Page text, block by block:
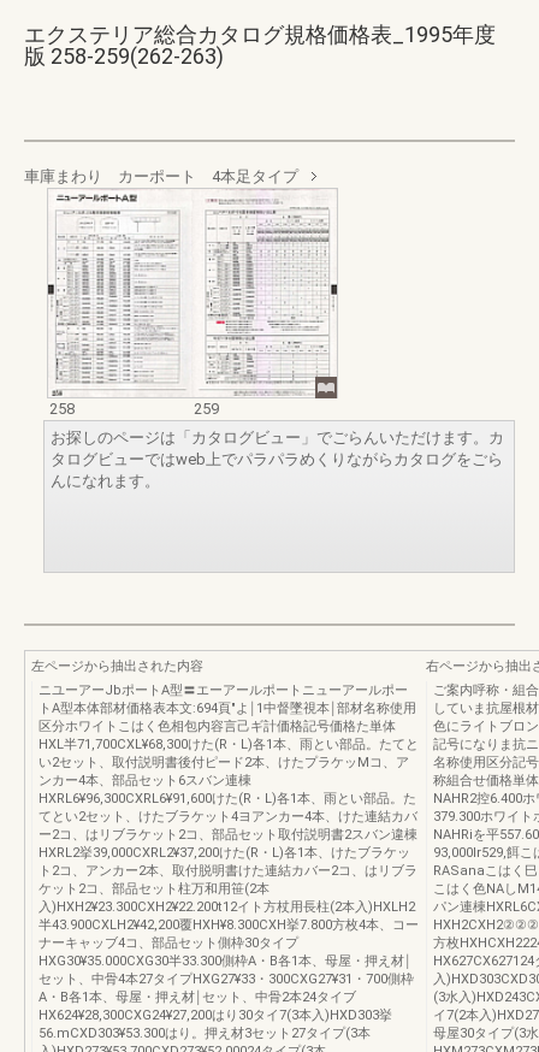
エクステリア総合カタログ規格価格表_1995年度
版 258-259(262-263)
車庫まわり カーポート 4本足タイプ
258
259
お探しのページは「カタログビュー」でごらんいただけます。カ
タログビューではweb上でパラパラめくりながらカタログをごら
んになれます。
左ページから抽出された内容
ニユーアーJbポートA型〓エーアールポートニューアールポー
トA型本体部材価格表本文:694頁″よ￨1中督墜視本￨部材名称使用
区分ホワイトこはく色相包内容言己ギ計価格記号価格た単体
HXL半71,700CXL¥68,300けた(R・L)各1本、雨とい部品。たてと
い2セット、取付説明書後付ピード2本、けたプラケッMコ、ア
ンカー4本、部品セット6スバン連棟
HXRL6¥96,300CXRL6¥91,600けた(R・L)各1本、雨とい部品。た
てとい2セット、けたブラケット4ヨアンカー4本、けた連結カバ
ー2コ、はリブラケット2コ、部品セット取付説明書2スバン違棟
HXRL2挙39,000CXRL2¥37,200けた(R・L)各1本、けたブラケッ
ト2コ、アンカー2本、取付脱明書けた連結カバー2コ、はリブラ
ケット2コ、部品セット柱万和用笹(2本
入)HXH2¥23.300CXH2¥22.200t12イト方杖用長柱(2本入)HXLH2
半43.900CXLH2¥42,200覆HXH¥8.300CXH挙7.800方枚4本、コー
ナーキャッブ4コ、部品セット側枠30タイプ
HXG30¥35.000CXG30半33.300側枠A・B各1本、母屋・押え材￨
セット、中骨4本27タイプHXG27¥33・300CXG27¥31・700側枠
A・B各1本、母屋・押え材￨セット、中骨2本24タイブ
HX624¥28,300CXG24¥27,200はり30タイ7(3本入)HXD303挙
56.mCXD303¥53.300はり。押え材3セット27タイプ(3本
右ページから抽出
ご案内呼称・組
していま抗屋根
色にライトブロ
記号になりま抗
名称使用区分記
称組合せ価格単
NAHR2控6.400
379.300ホワイ
NAHRiを平
93,000lr529,餌こ
RASanaこはく
こはく色NAし
パン連棟
方枚
入
(3水入
イ7(2本入
母屋30タイプ(3